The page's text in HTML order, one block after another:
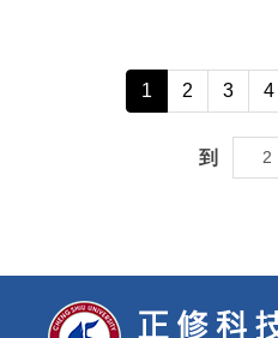
1 2 3 4
到